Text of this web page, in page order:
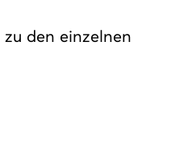
den einzelnen